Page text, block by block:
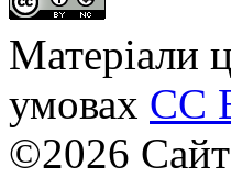
Матеріали
умовах CC
©2026